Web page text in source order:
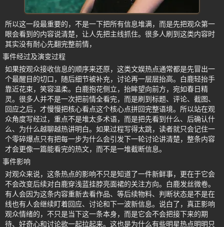
所以这一段最重要的，不是一下把所有信息堆满，而是先把观众第一
眼会看到的内容说清楚，让人先把主线抓住。很多人刷到这类内容时
其实没有耐心先翻完整前情，
事件经过及演变过程
如果按观众接收信息的顺序来还原，这类文娱热点通常都是先冒出一
个最醒目的切口，随后细节被补充，讨论再一层层抬高。白鹿轻抬手
靠近花束，笑容温柔。白鹿抱花侧立，抬眸望向前方，宛如春日精
灵。很多人并不是一次把前情全看完，而是刷到标题、评论、截图、
回应之后，才慢慢把核心看点这个核心点拼回完整语境。所以站在观
众角度写经过，重点不是堆太多术语，而是把先看到什么、后确认什
么、为什么越聊越热讲明白。如果过程写得太跳，读者就只会记住一
个零碎爆点只有把每一步为什么会引发下一轮讨论讲清楚，整条内容
才会更像一篇能看完的热文，而不是一堆截断信息。
事件影响
对观众来说，这条热点的影响不只是知道了一件新鲜事，更在于它会
不会改变后续对白鹿穿浅蓝挂脖亮面裙的关注方向。白鹿发丝微卷。
有人会因为这条内容重新去看作品、等后续物料、判断状态是不是在
线也有人会继续盯着回应、讨论和下一波新信息。说白了，真正影响
观众情绪的，不只是当下这一条本身，而是它会不会把接下来的期
待、好奇心和讨论欲一起拉起来。这也是为什么有些明星热点明明只